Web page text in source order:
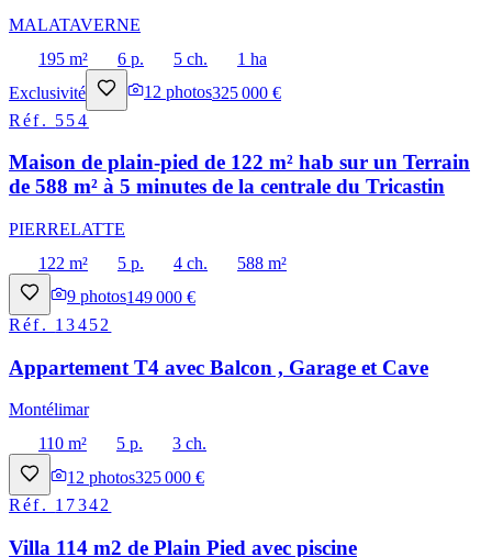
MALATAVERNE
195 m²
6 p. 5 ch.
1 ha
Exclusivité
12 photos325 000 €
Réf. 554
Maison de plain-pied de 122 m² hab sur un Terrain
de 588 m² à 5 minutes de la centrale du Tricastin
PIERRELATTE
122 m²
5 p. 4 ch.
588 m²
9 photos149 000 €
Réf. 13452
Appartement T4 avec Balcon , Garage et Cave
Montélimar
110 m²
5 p.
3 ch.
12 photos325 000 €
Réf. 17342
Villa 114 m2 de Plain Pied avec piscine